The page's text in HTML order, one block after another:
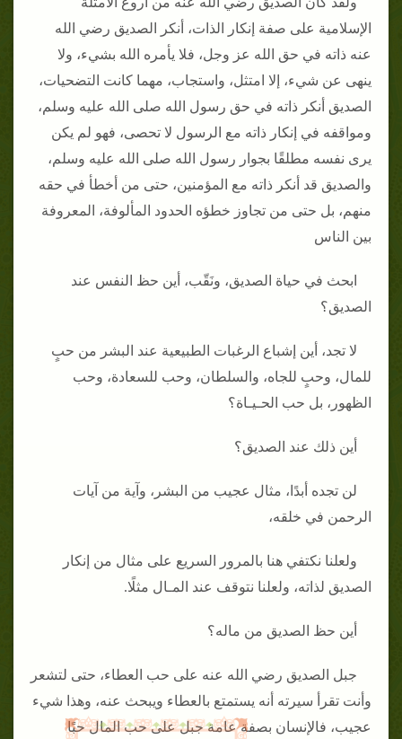
الإسلامية على صفة إنكار الذات، أنكر الصديق رضي الله
عنه ذاته في حق الله عز وجل، فلا يأمره الله بشيء، ولا
ينهى عن شيء، إلا امتثل، واستجاب، مهما كانت التضحيات،
الصديق أنكر ذاته في حق رسول الله صلى الله عليه وسلم،
ومواقفه في إنكار ذاته مع الرسول لا تحصى، فهو لم يكن
يرى نفسه مطلقًا بجوار رسول الله صلى الله عليه وسلم،
والصديق قد أنكر ذاته مع المؤمنين، حتى من أخطأ في حقه
منهم، بل حتى من تجاوز خطؤه الحدود المألوفة، المعروفة
بين الناس
ابحث في حياة الصديق، ونَقّب، أين حظ النفس عند
الصديق؟
لا تجد، أين إشباع الرغبات الطبيعية عند البشر من حبٍ
للمال، وحبٍ للجاه، والسلطان، وحب للسعادة، وحب
الظهور، بل حب الحـيـاة؟
أين ذلك عند الصديق؟
لن تجده أبدًا، مثال عجيب من البشر، وآية من آيات
الرحمن في خلقه،
ولعلنا نكتفي هنا بالمرور السريع على مثال من إنكار
الصديق لذاته، ولعلنا نتوقف عند المـال مثلًا.
أين حظ الصديق من ماله؟
جبل الصديق رضي الله عنه على حب العطاء، حتى لتشعر
وأنت تقرأ سيرته أنه يستمتع بالعطاء ويبحث عنه، وهذا شيء
عجيب، فالإنسان بصفة عامة جبل على حب المال حبًا